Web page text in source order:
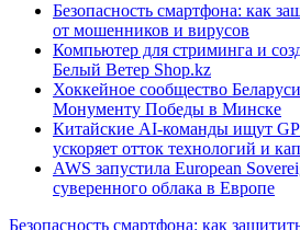
Безопасность смартфона: как
от мошенников и вирусов
Компьютер для стриминга и
Белый Ветер Shop.kz
Хоккейное сообщество
Монументу Победы в Минске
Китайские AI-команды ищут
ускоряет отток технологий и
AWS запустила European
суверенного облака в Европе
Безопасность смартфона: как